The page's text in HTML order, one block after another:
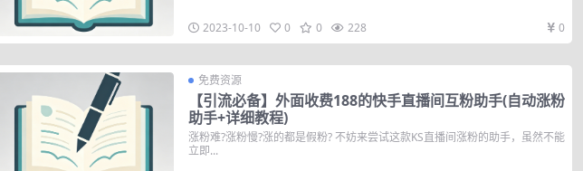
2023-10-10 0 0 228 0
免费资源
【引流必备】外面收费188的快手直播间互粉助手(自动涨粉
助手+详细教程)
涨粉难?涨粉慢?涨的都是假粉? 不妨来尝试这款KS直播间涨粉的助手，虽然不能
立即...